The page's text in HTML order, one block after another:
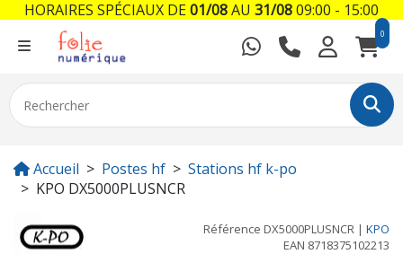
0
Accueil Postes hf
Stations hf k-po
KPO DX5000PLUSNCR
Référence DX5000PLUSNCR | KPO
EAN 8718375102213
HORAIRES SPÉCIAUX DE01/08AU 31/0809:00 - 15:00